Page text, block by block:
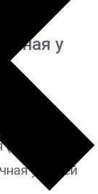
у
(ДЕТИ)
у детей